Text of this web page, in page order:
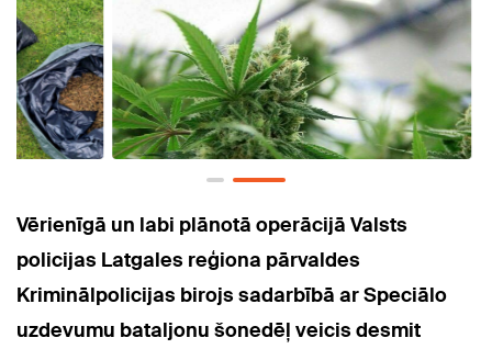
Vērienīgā un labi plānotā operācijā Valsts
policijas Latgales reģiona pārvaldes
Kriminālpolicijas birojs sadarbībā ar Speciālo
uzdevumu bataljonu šonedēļ veicis desmit